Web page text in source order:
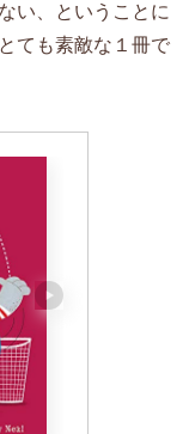
い、ということに
ても素敵な１冊で